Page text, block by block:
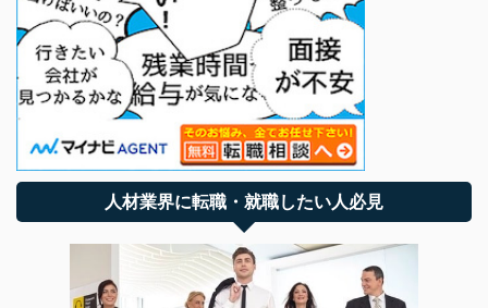
人材業界に転職・就職したい人必見